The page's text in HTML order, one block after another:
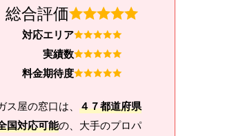
総合評価
対応エリア
実績数
料金期待度
ス屋の窓口は、 ４７都道府県
国対応可能の、大手のプロパ